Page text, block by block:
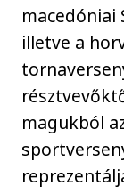
macedóniai
illetve a
magukból